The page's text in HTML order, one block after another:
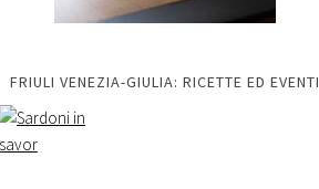
FRIULI VENEZIA-GIULIA: RICETTE ED EVENTI